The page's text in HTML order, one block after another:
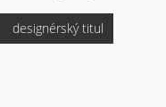
designérský titul